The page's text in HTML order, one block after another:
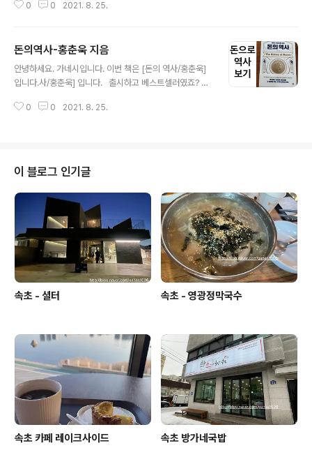
법"과 관련하여 영화나 소설 역시 잘 몰랐으나 알쓸신잡에
지 못하셨겠죠. 암튼 서점에서 발견하고 구입한 책입니다.
구입에서 독서 완료까지 대략 1년이 걸렸으니까 읽는 속도
가 꽤나 느렸습니다. 책을 읽는 동안에는 작가님의 여행기
요... 더불어 알쓸신잡에 대한 이야기도 나옵니다. 방송에
0 0 2021. 8. 25.
돈의역사-홍춘욱 지음
​안녕하세요. 가네시입니다. 이번 책은 [돈의 역사/홍춘욱]
입니다.사/홍춘욱] 입니다. ​ ​ 출시하고 베스트셀러였죠? 그
요~ ​ 대략 1년간 책장에서 숙성하고, 결국 읽어냈습니다. ​
게, 역사적 사건의 유기적 연결이 상당히 자연스럽습니다.
사건 순서의 확인이나, 해석 관점은 사람마다 다를 수 있겠
지만, 가네시는 그저 받아들이는 입장이라~;; 뭔가 다른 의
견 따위는 존재하지 않고 재미있게, 흥미롭게 읽었습니다. ​
책의 목차가 시간의 흐름에 따라 역사적 사건을 나열하기
때문에,..
0 0 2021. 8. 25.
이 블로그 인기글
속초 - 셜터 속초 - 영광정막국수
속초 카페 레이크사이드 속초 방가네국밥